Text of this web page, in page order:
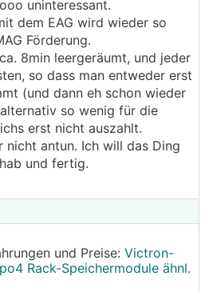
uninteressant.
dem EAG wird wieder so
Förderung.
8min leergeräumt, und jeder
so dass man entweder erst
(und dann eh schon wieder
so wenig für die
erst nicht auszahlt.
nicht antun. Ich will das Ding
und fertig.
und Preise: Victron-
Rack-Speichermodule ähnl.